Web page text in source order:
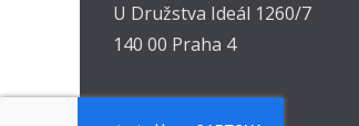
U Družstva Ideál 1260/7
140 00 Praha 4